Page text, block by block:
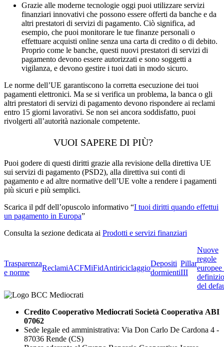
Grazie alle moderne tecnologie oggi puoi utilizzare servizi
finanziari innovativi che possono essere offerti da banche e da
altri prestatori di servizi di pagamento. Ciò significa, ad
esempio, che puoi monitorare le tue finanze personali o
effettuare acquisti online senza una carta di credito o di debito.
Proprio come le banche, questi nuovi prestatori di servizi di
pagamento devono essere autorizzati e sono soggetti a
vigilanza, e devono gestire i tuoi dati in modo sicuro.
Le norme dell’UE garantiscono la corretta esecuzione dei tuoi
pagamenti elettronici. Ma se si verifica un problema, la banca o gli
altri prestatori di servizi di pagamento devono rispondere ai reclami
entro 15 giorni lavorativi. Se non sei ancora soddisfatto, puoi
rivolgerti all’autorità nazionale competente.
VUOI SAPERE DI PIÙ?
Puoi godere di questi diritti grazie alla revisione della direttiva UE
sui servizi di pagamento (PSD2), alla direttiva sui conti di
pagamento e ad altre normative dell’UE volte a rendere i pagamenti
più sicuri e più semplici.
Scarica il pdf dell’opuscolo informativo “I tuoi diritti quando effettui
un pagamento in Europa”
Consulta la sezione dedicata ai Prodotti e servizi finanziari
Trasparenza
e norme
ReclamiACFMiFidAntiriciclaggio
Depositi
dormienti
Pillar
III
Nuove
regole
del
Credito Cooperativo Mediocrati Società Cooperativa ABI
07062
Sede legale ed amministrativa: Via Don Carlo De Cardona 4 -
87036 Rende (CS)